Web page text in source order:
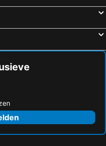
in Campan
in Labastide-Rouairoux